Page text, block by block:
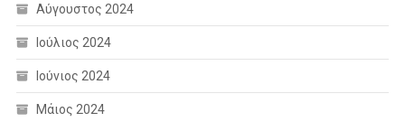
Αύγουστος 2024
Ιούλιος 2024
Ιούνιος 2024
Μάιος 2024